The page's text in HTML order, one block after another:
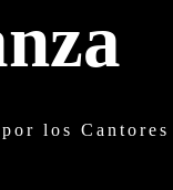
los Cantores